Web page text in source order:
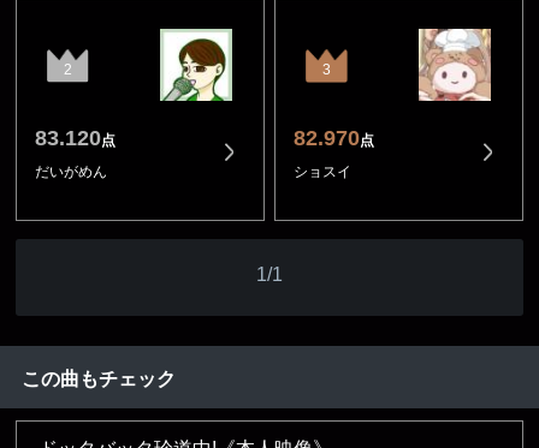
2
83.120点
だいがめん
3
82.970点
ショスイ
1/1
この曲もチェック